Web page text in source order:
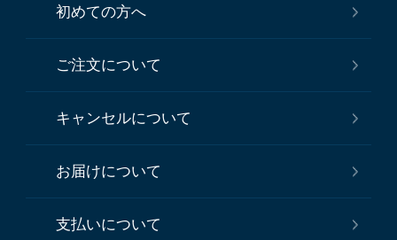
初めての方へ
ご注文について
キャンセルについて
お届けについて
支払いについて